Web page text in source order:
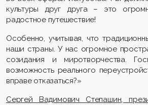
культуры друг друга – это
радостное путешествие!
Особенно, учитывая, что
наши страны. У нас огромное
созидания и миротворчества.
возможность реального
вправе отказаться?»
Сергей Вадимович Степашин,